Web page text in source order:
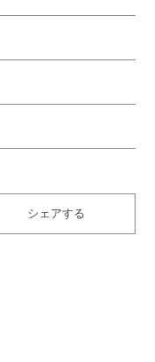
シェアする